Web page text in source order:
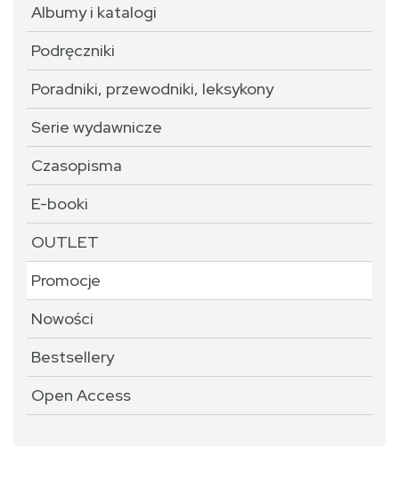
Albumy i katalogi
Podręczniki
Poradniki, przewodniki, leksykony
Serie wydawnicze
Czasopisma
E-booki
OUTLET
Promocje
Nowości
Bestsellery
Open Access